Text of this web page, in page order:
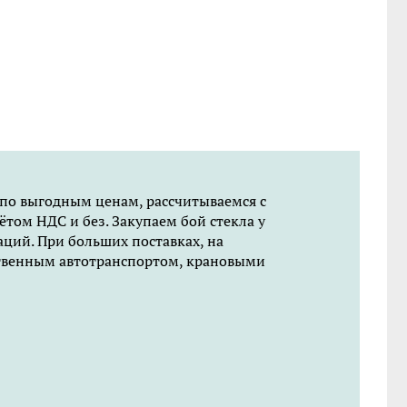
выгодным ценам, рассчитываемся с
НДС и без. Закупаем бой стекла у
При больших поставках, на
автотранспортом, крановыми